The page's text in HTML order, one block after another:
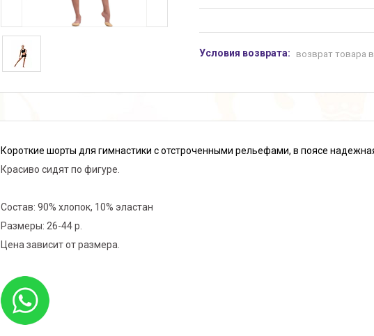
возврат товара
Короткие шорты для гимнастики с отстроченными рельефами, в поясе
Красиво сидят по фигуре.
Состав: 90% хлопок, 10% эластан
Размеры: 26-44 р.
Цена зависит от размера.